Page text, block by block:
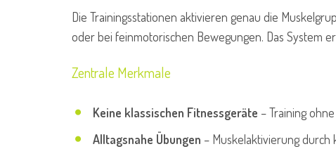
Die Trainingsstationen aktivieren genau die
oder bei feinmotorischen Bewegungen. Das System
Zentrale Merkmale
Keine klassischen Fitnessgeräte – Training
Alltagsnahe Übungen – Muskelaktivierung